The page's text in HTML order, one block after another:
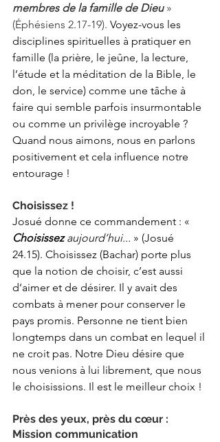
membres de la famille de Dieu »
(Éphésiens 2.17-19). Voyez-vous les
disciplines spirituelles à pratiquer en
famille (la prière, le jeûne, la lecture,
l’étude et la méditation de la Bible, le
don, le service) comme une tâche à
faire qui semble parfois insurmontable
ou comme un privilège incroyable ?
Quand nous aimons, nous en parlons
positivement et cela influence notre
entourage !
Choisissez !
Josué donne ce commandement : «
Choisissez aujourd’hui... » (Josué
24.15). Choisissez (Bachar) porte plus
que la notion de choisir, c’est aussi
d’aimer et de désirer. Il y avait des
combats à mener pour conserver le
pays promis. Personne ne tient bien
longtemps dans un combat en lequel il
ne croit pas. Notre Dieu désire que
nous venions à lui librement, que nous
le choisissions. Il est le meilleur choix !
Près des yeux, près du cœur :
Mission communication